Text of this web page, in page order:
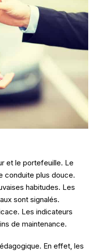
et le portefeuille. Le
conduite plus douce.
habitudes. Les
sont signalés.
Les indicateurs
de maintenance.
En effet, les